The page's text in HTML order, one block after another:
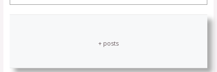
+ posts